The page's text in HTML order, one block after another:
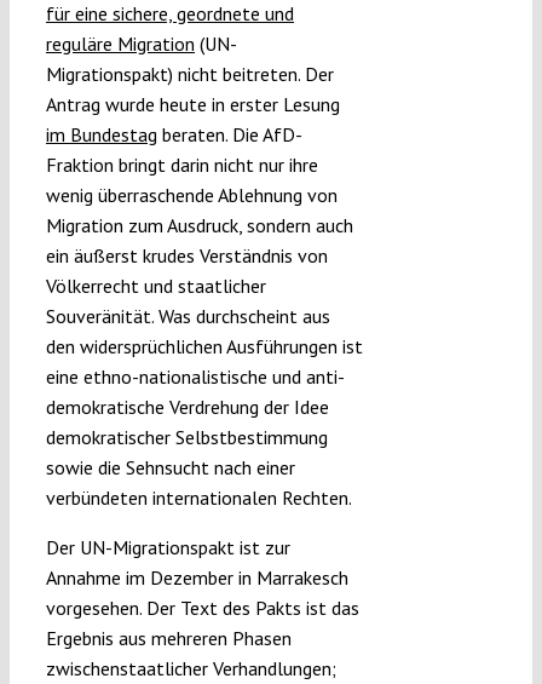
für eine sichere, geordnete und
reguläre Migration (UN-
Migrationspakt) nicht beitreten. Der
Antrag wurde heute in erster Lesung
im Bundestag beraten. Die AfD-
Fraktion bringt darin nicht nur ihre
wenig überraschende Ablehnung von
Migration zum Ausdruck, sondern auch
ein äußerst krudes Verständnis von
Völkerrecht und staatlicher
Souveränität. Was durchscheint aus
den widersprüchlichen Ausführungen ist
eine ethno-nationalistische und anti-
demokratische Verdrehung der Idee
demokratischer Selbstbestimmung
sowie die Sehnsucht nach einer
verbündeten internationalen Rechten.
Der UN-Migrationspakt ist zur
Annahme im Dezember in Marrakesch
vorgesehen. Der Text des Pakts ist das
Ergebnis aus mehreren Phasen
zwischenstaatlicher Verhandlungen;